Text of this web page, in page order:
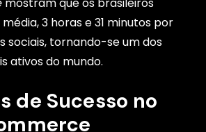
3 horas e 31 minutos por
sociais, tornando-se um dos
ativos do mundo.
de Sucesso no